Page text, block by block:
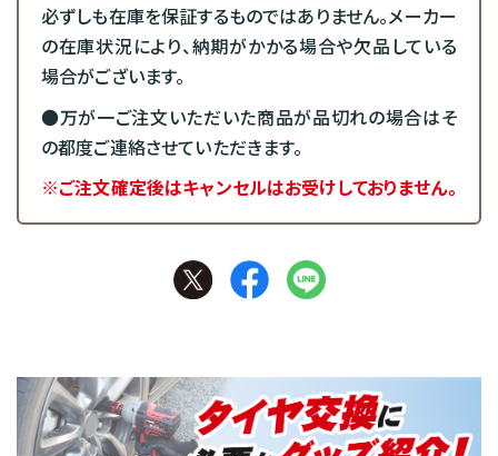
必ずしも在庫を保証するものではありません。メーカー
の在庫状況により、納期がかかる場合や欠品している
場合がございます。
●万が一ご注文いただいた商品が品切れの場合はそ
の都度ご連絡させていただきます。
※ご注文確定後はキャンセルはお受けしておりません。